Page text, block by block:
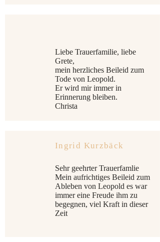
Liebe Trauerfamilie, liebe
Grete,
mein herzliches Beileid zum
Tode von Leopold.
Er wird mir immer in
Erinnerung bleiben.
Christa
Ingrid Kurzbäck
Sehr geehrter Trauerfamlie
Mein aufrichtiges Beileid zum
Ableben von Leopold es war
immer eine Freude ihm zu
begegnen, viel Kraft in dieser
Zeit